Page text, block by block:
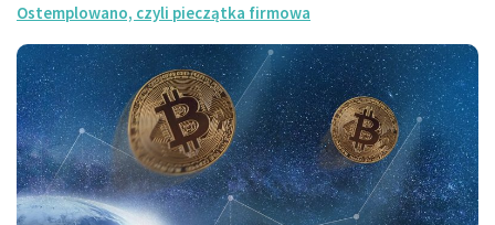
Ostemplowano, czyli pieczątka firmowa